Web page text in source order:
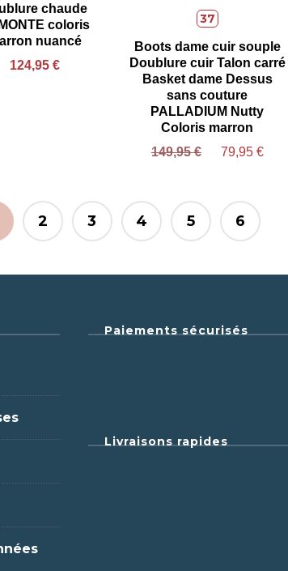
chaude
coloris
nuancé
124,95 €
37
Boots dame cuir souple
Doublure cuir Talon carré
Basket dame Dessus
sans couture
PALLADIUM Nutty
Coloris marron
149,95€ 79,95 €
2 3 4 5 6
Paiements sécurisés
Livraisons rapides